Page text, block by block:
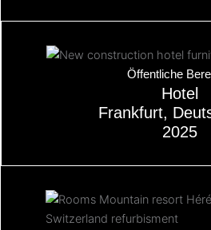
Über
Öffentliche
Hotel
Frankfurt,
2025
Über